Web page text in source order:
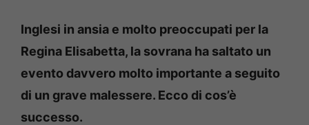
Inglesi in ansia e molto preoccupati per la
Regina Elisabetta, la sovrana ha saltato un
evento davvero molto importante a seguito
di un grave malessere. Ecco di cos’è
successo.